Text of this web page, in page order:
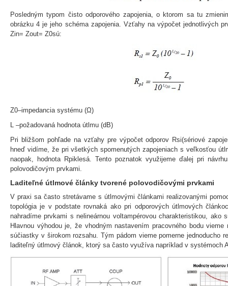
Posledným typom čisto odporového zapojenia, o ktorom sa tu
obrázku 4 je jeho schéma zapojenia. Vzťahy na výpočet jednotlivých
Zin= Zout= Z0sú:
Z0–impedancia systému (Ω)
L –požadovaná hodnota útlmu (dB)
Pri bližšom pohľade na vzťahy pre výpočet odporov Rsi(sériové
hneď vidíme, že pri všetkých spomenutých zapojeniach s veľkosťou
naopak, hodnota Rpiklesá. Tento poznatok využijeme ďalej pri
polovodičovým prvkami.
Laditeľné útlmové články tvorené polovodičovými prvkami
V praxi sa často stretávame s útlmovými článkami realizovanými
topológia je v podstate rovnaká ako pri odporových útlmových
nahradíme prvkami s nelineárnou voltampérovou charakteristikou, ako
Hlavnou výhodou je, že vhodným nastavením pracovného bodu
súčiastky v širokom rozsahu. Tým pádom vieme pomerne jednoducho
laditeľný útlmový článok, ktorý sa často využíva napríklad v systémoch